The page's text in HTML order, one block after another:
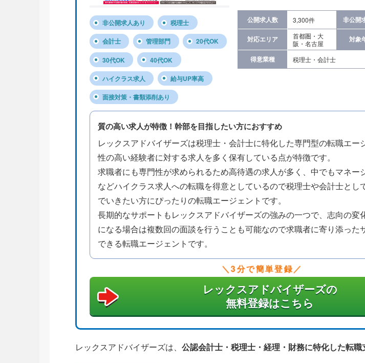
非公開求人あり 税理士
会計士 管理部門 20代OK
30代OK 40代OK
ハイクラス求人 給与UP率高
面接対策・書類添削あり
公開求人数 3,300件 非公開
対応エリア
首都圏・大
阪・名古屋
対象
得意業種 税理士・会計士
質の高い求人が特徴！幹部を目指したい方におすすめ
レックスアドバイザーズは税理士・会計士に特化した専門型の転職エー
性の高い経験者に対する求人を多く保有している点が特徴です。
求職者にも専門性が求められるため高待遇の求人が多く、中でもマネー
などハイクラス求人への転職を得意としているので税理士や会計士とし
でいきたい方にぴったりの転職エージェントです。
長期的なサポートもレックスアドバイザーズの強みの一つで、志向の変
になる場合は複数回の面談を行うことも可能なので求職者に寄り添った
できる転職エージェントです。
3分で簡単登録
レックスアドバイザーズの
無料登録はこちら
レックスアドバイザーズは、 公認会計士・税理士・経理・財務に特化した転職